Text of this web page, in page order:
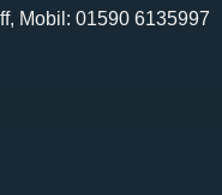
Mobil: 01590 6135997